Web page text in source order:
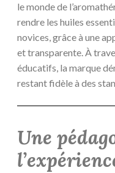
le monde de
rendre les huiles
novices, grâce à une
et transparente. À
éducatifs, la marque
restant fidèle à des
Une